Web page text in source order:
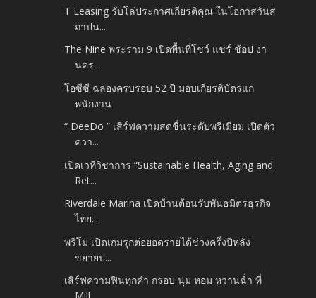
T Leasing รับโล่ประกาศเกียรติคุณ ในโอกาสวันส
ถาปน...
The Nine พระราม 9 เปิดพื้นที่โชว์ แชร์ ช้อป งา
นคร...
โอซีซี ฉลองครบรอบ 52 ปี มอบเกียรติบัตรแก่
พนักงาน
“ DeeDo ” เสิร์ฟความสดชื่นระดับพรีเมียม เปิดตัว
ควา...
เปิดเวทีวิชาการ “Sustainable Health, Aging and
Ret...
Riverdale Marina เปิดบ้านต้อนรับพันธมิตรธุรกิจ
ไทย...
พรีโม เปิดเกมรุกต่อยอดรายได้ช่วงครึ่งปีหลัง
ขยายป...
เสิร์ฟความฟินทุกคำ กรอบ นุ่ม หอม หวานฉ่ำ ที่